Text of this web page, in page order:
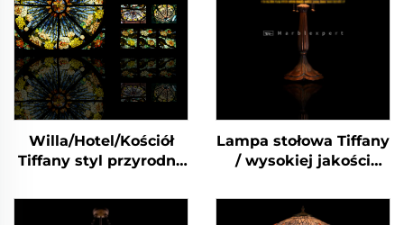
Willa/Hotel/Kościół
Tiffany styl przyrodny
Skyline Dome-2
Lampa stołowa Tiffany
/ wysokiej jakości
z naturalnym
kamieniem